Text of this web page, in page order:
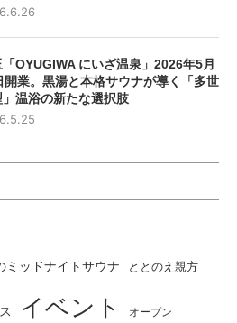
OYUGIWA にいざ温泉」2026年5月
開業。黒湯と本格サウナが導く「多世
」温浴の新たな選択肢
ミッドナイトサウナ ととのえ親方
イベント オープン